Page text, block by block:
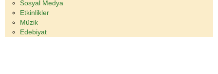
Sosyal Medya
Etkinlikler
Müzik
Edebiyat